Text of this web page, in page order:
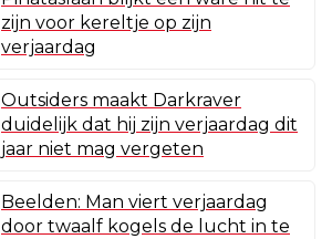
zijn voor kereltje op zijn
verjaardag
Outsiders maakt Darkraver
duidelijk dat hij zijn verjaardag dit
jaar niet mag vergeten
Beelden: Man viert verjaardag
door twaalf kogels de lucht in te